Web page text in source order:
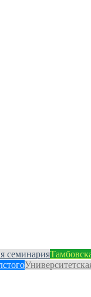
семинария